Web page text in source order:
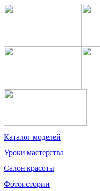
Каталог моделей
Уроки мастерства
Салон красоты
Фотоистории